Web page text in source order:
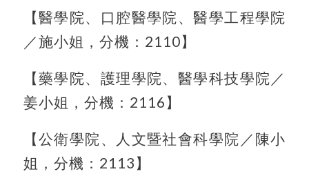
【醫學院、口腔醫學院、醫學工程學院
／施小姐，分機： 2110】
【藥學院、護理學院、醫學科技學院／
姜小姐，分機： 2116 】
【公衛學院、人文暨社會科學院／陳小
姐，分機： 2113 】